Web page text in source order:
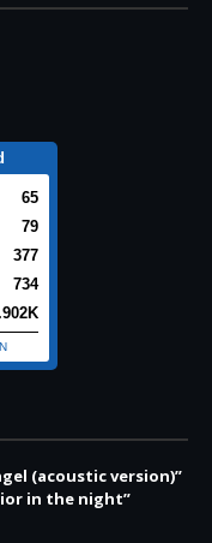
65
79
377
734
(acoustic version)”
in the night”